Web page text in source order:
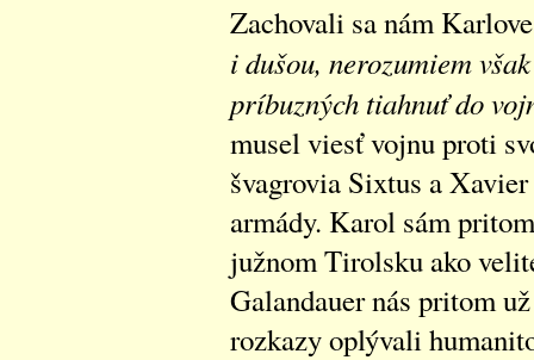
Zachovali sa nám
i dušou, nerozumiem
príbuzných tiahnuť do
musel viesť vojnu proti
švagrovia Sixtus a
armády. Karol sám
južnom Tirolsku ako
Galandauer nás pritom
rozkazy oplývali